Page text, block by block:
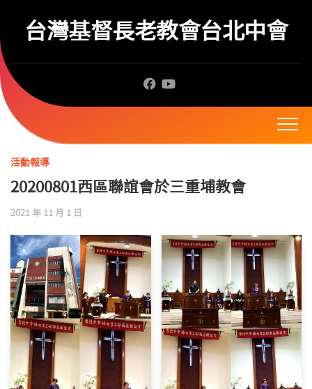
content台灣基督長老教會台北中會
活動報導
20200801西區聯誼會於三重埔教會
2021 年 11 月 1 日